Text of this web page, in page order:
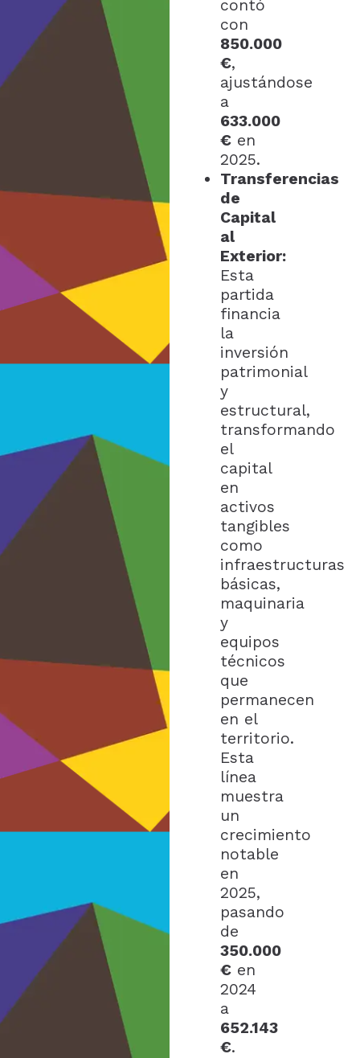
contó
con
850.000
€,
ajustándose
a
633.000
€en
2025.
Transferencias
de
Capital
al
Exterior:
Esta
partida
financia
la
inversión
patrimonial
y
estructural,
transformando
el
capital
en
activos
tangibles
como
infraestructuras
básicas,
maquinaria
y
equipos
técnicos
que
permanecen
en el
territorio.
Esta
línea
muestra
un
crecimiento
notable
en
2025,
pasando
de
350.000
€en
2024
a
652.143
€.